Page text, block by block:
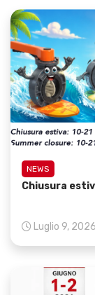
NEWS
Chiusura
Luglio 9, 2026